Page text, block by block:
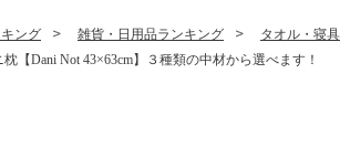
ング 雑貨・日用品ランキング
タオル・寝
【Dani Not 43×63cm】３種類の中材から選べます！